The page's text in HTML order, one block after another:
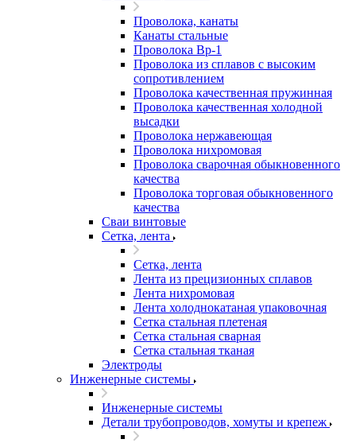
Проволока, канаты
Канаты стальные
Проволока Вр-1
Проволока из сплавов с высоким
сопротивлением
Проволока качественная пружинная
Проволока качественная холодной
высадки
Проволока нержавеющая
Проволока нихромовая
Проволока сварочная обыкновенного
качества
Проволока торговая обыкновенного
качества
Сваи винтовые
Сетка, лента
Сетка, лента
Лента из прецизионных сплавов
Лента нихромовая
Лента холоднокатаная упаковочная
Сетка стальная плетеная
Сетка стальная сварная
Сетка стальная тканая
Электроды
Инженерные системы
Инженерные системы
Детали трубопроводов, хомуты и крепеж